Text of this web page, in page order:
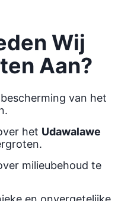
Wij
Aan?
van het
het Udawalawe
milieubehoud te